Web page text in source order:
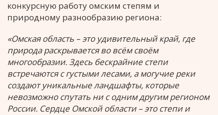
конкурсную работу омским степям и
природному разнообразию региона:
«Омская область – это удивительный край, где
природа раскрывается во всём своём
многообразии. Здесь бескрайние степи
встречаются с густыми лесами, а могучие реки
создают уникальные ландшафты, которые
невозможно спутать ни с одним другим регионом
России. Сердце Омской области – это степи и